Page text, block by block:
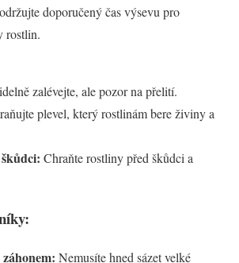
doporučený čas výsevu pro
rostlin.
zalévejte, ale pozor na přelití.
plevel, který rostlinám bere živiny a
Chraňte rostliny před škůdci a
Nemusíte hned sázet velké